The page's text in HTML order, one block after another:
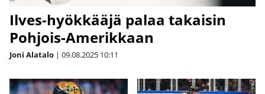
Ilves-hyökkääjä palaa takaisin
Pohjois-Amerikkaan
Joni Alatalo | 09.08.2025 10:11